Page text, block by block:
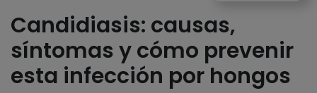
Candidiasis: causas,
síntomas y cómo prevenir
esta infección por hongos